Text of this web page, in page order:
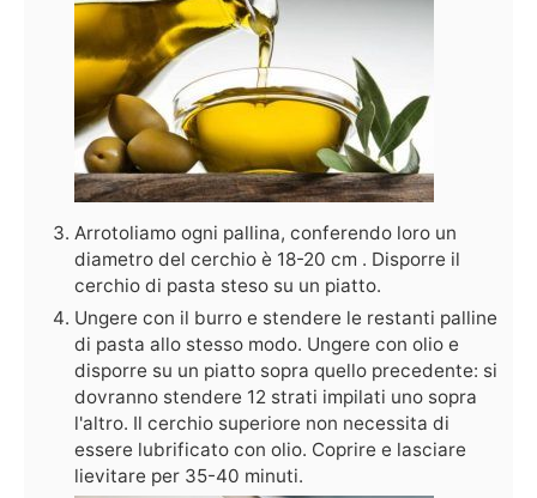
Arrotoliamo ogni pallina, conferendo loro un
diametro del cerchio è 18-20 cm . Disporre il
cerchio di pasta steso su un piatto.
Ungere con il burro e stendere le restanti palline
di pasta allo stesso modo. Ungere con olio e
disporre su un piatto sopra quello precedente: si
dovranno stendere 12 strati impilati uno sopra
l'altro. Il cerchio superiore non necessita di
essere lubrificato con olio. Coprire e lasciare
lievitare per 35-40 minuti.